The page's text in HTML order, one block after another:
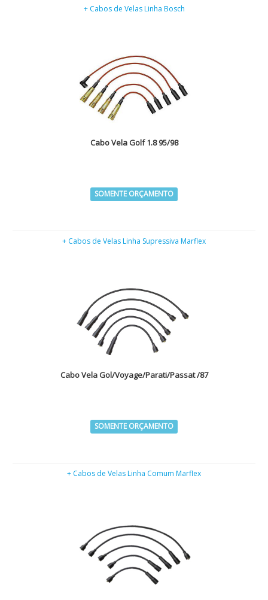
+ Cabos de Velas Linha Bosch
Cabo Vela Golf 1.8 95/98
SOMENTE ORÇAMENTO
+ Cabos de Velas Linha Supressiva Marflex
Cabo Vela Gol/Voyage/Parati/Passat /87
SOMENTE ORÇAMENTO
+ Cabos de Velas Linha Comum Marflex